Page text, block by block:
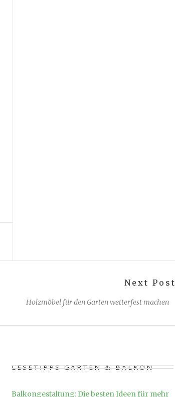
Next Post
Holzmöbel für den Garten wetterfest machen
LESETIPPS GARTEN & BALKON
Balkongestaltung: Die besten Ideen für mehr